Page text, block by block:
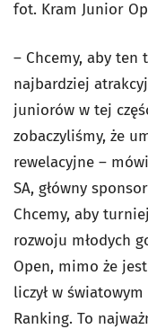
fot. Kram Junior
– Chcemy, aby ten
najbardziej
juniorów w tej
zobaczyliśmy, że
rewelacyjne –
SA, główny
Chcemy, aby
rozwoju młodych
Open, mimo że
liczył w
Ranking. To